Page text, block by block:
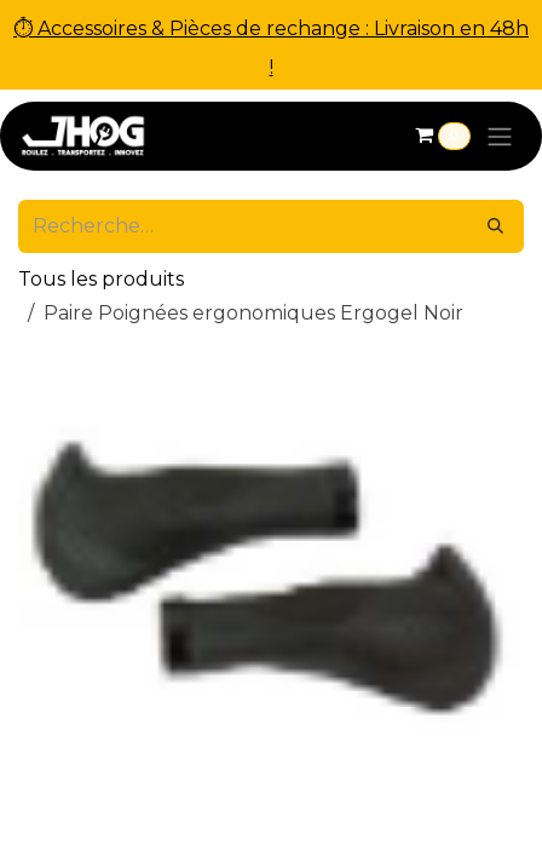
⏱ Accessoires & Pièces de rechange : Livraison en 48h
!
Se rendre au contenu
0
Tous les produits
Paire Poignées ergonomiques Ergogel Noir